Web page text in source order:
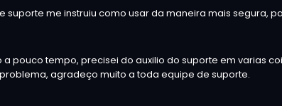
suporte me instruiu como usar da maneira mais segura,
pouco tempo, precisei do auxilio do suporte em varias
agradeço muito a toda equipe de suporte.